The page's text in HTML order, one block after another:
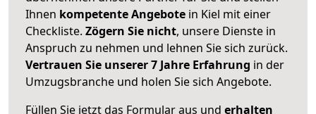
Ihnen kompetente Angebote in Kiel mit einer
Checkliste. Zögern Sie nicht, unsere Dienste in
Anspruch zu nehmen und lehnen Sie sich zurück.
Vertrauen Sie unserer 7 Jahre Erfahrung in der
Umzugsbranche und holen Sie sich Angebote.
Füllen Sie jetzt das Formular aus und erhalten